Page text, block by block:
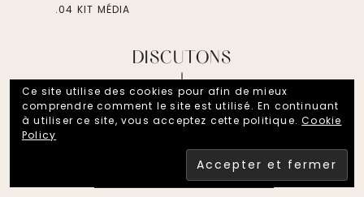
.04 KIT MÉDIA
DISCUTONS
FOLLOW ON INSTAGRAM
Ce site utilise des cookies pour afin de mieux
comprendre comment le site est utilisé. En continuant
à utiliser ce site, vous acceptez cette politique.Cookie
Policy